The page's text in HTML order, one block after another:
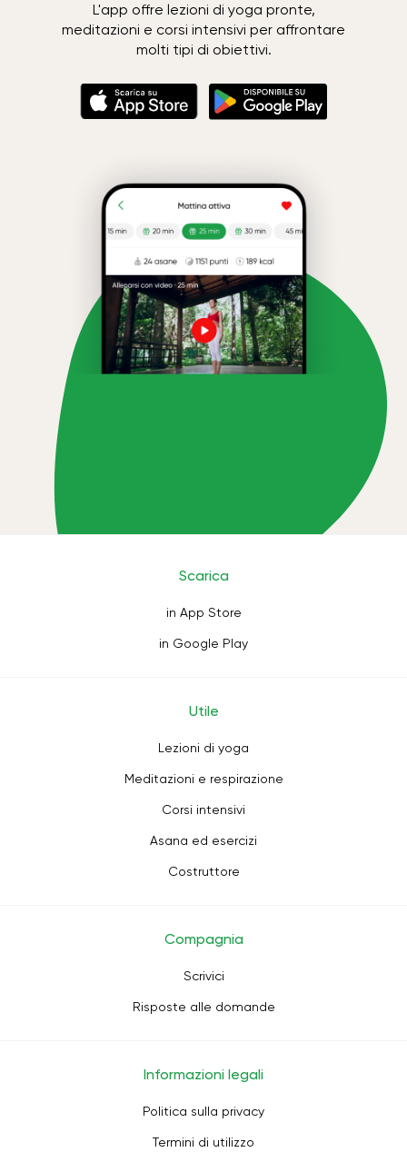
L'app offre lezioni di yoga pronte,
meditazioni e corsi intensivi per affrontare
molti tipi di obiettivi.
Scarica
in App Store
in Google Play
Utile
Lezioni di yoga
Meditazioni e respirazione
Corsi intensivi
Asana ed esercizi
Costruttore
Compagnia
Scrivici
Risposte alle domande
Informazioni legali
Politica sulla privacy
Termini di utilizzo